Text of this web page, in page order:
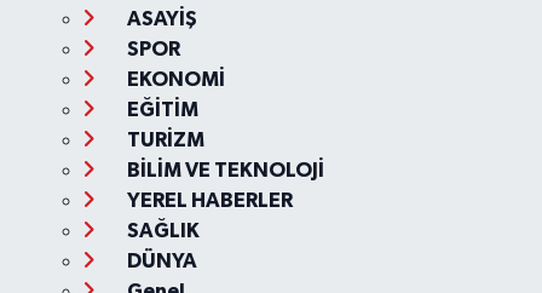
ASAYİŞ
SPOR
EKONOMİ
EĞİTİM
TURİZM
BİLİM VE TEKNOLOJİ
YEREL HABERLER
SAĞLIK
DÜNYA